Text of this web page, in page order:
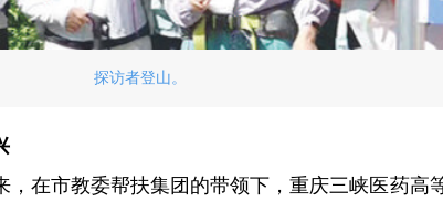
探访者登山。
，在市教委帮扶集团的带领下，重庆三峡医药高